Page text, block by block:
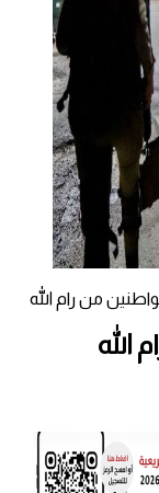
من رام الله
الله